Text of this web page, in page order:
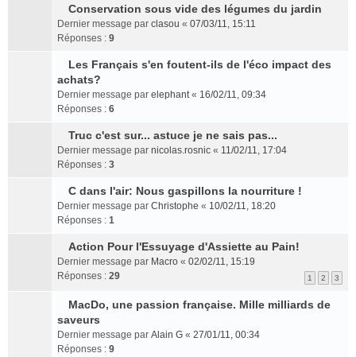
r
é
c
n
t
p
l
u
é
c
e
u
l
p
l
u
s
é
c
e
e
n
o
u
l
e
u
s
é
c
e
s
s
a
e
n
o
n
u
l
e
u
s
é
c
e
e
m
s
a
g
n
o
n
u
l
e
u
s
é
c
e
n
u
l
t
l
e
m
s
s
a
e
n
o
u
l
p
l
u
s
C
o
s
u
l
t
r
l
e
e
s
s
g
e
n
n
l
u
l
Conservation sous vide des légumes du jardin
Dernier message par clasou « 07/03/11, 15:11
Réponses : 9
C
o
n
u
l
t
r
l
e
e
s
s
g
e
n
o
Les Français s'en foutent-ils de l'éco impact des
achats?
Dernier message par elephant« 16/02/11, 09:34
Réponses : 6
C
o
s
u
l
e
r
l
m
e
s
s
Truc c'est sur... astuce je ne sais pas...
Dernier message par nicolas.rosnic « 11/02/11, 17:04
Réponses : 3
C
o
s
u
l
e
r
l
e
C dans l'air: Nous gaspillons la nourriture !
Dernier message par Christophe « 10/02/11, 18:20
Réponses : 1
C
o
s
t
Action Pour l'Essuyage d'Assiette au Pain!
Dernier message par Macro « 02/02/11, 15:19
Réponses : 29 1 2 3
C
o
n
MacDo, une passion française. Mille milliards de
saveurs
Dernier message par Alain G « 27/01/11, 00:34
Réponses : 9